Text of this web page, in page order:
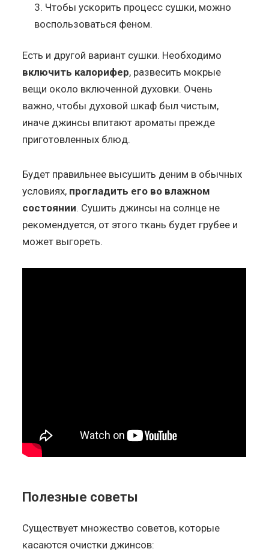
Чтобы ускорить процесс сушки, можно
воспользоваться феном.
Есть и другой вариант сушки. Необходимо
включить калорифер, развесить мокрые
вещи около включенной духовки. Очень
важно, чтобы духовой шкаф был чистым,
иначе джинсы впитают ароматы прежде
приготовленных блюд.
Будет правильнее высушить деним в обычных
условиях, прогладить его во влажном
состоянии. Сушить джинсы на солнце не
рекомендуется, от этого ткань будет грубее и
может выгореть.
Полезные советы
Существует множество советов, которые
касаются очистки джинсов: